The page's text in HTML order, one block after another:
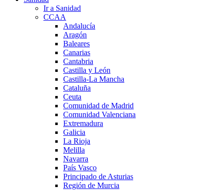
Ir a Sanidad
CCAA
Andalucía
Aragón
Baleares
Canarias
Cantabria
Castilla y León
Castilla-La Mancha
Cataluña
Ceuta
Comunidad de Madrid
Comunidad Valenciana
Extremadura
Galicia
La Rioja
Melilla
Navarra
País Vasco
Principado de Asturias
Región de Murcia